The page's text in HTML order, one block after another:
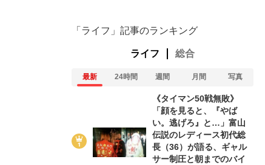
「ライフ」記事のランキング
ライフ 総合
最新 24時間 週間 月間 写真
《タイマン50戦無敗》
「顔を見ると、『やば
い。逃げろ』と…」富山
伝説のレディース初代総
長（36）が語る、ギャル
サー制圧と朝までのバイ